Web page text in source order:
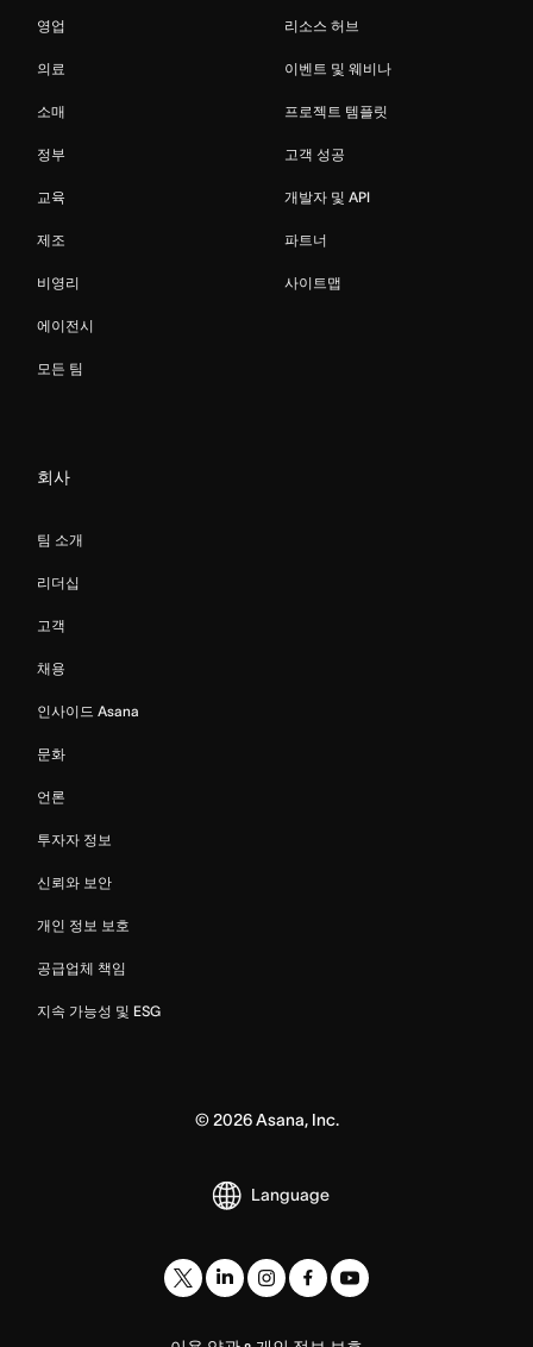
영업
의료
소매
정부
교육
제조
비영리
에이전시
모든 팀
리소스 허브
이벤트 및 웨비나
프로젝트 템플릿
고객 성공
개발자 및 API
파트너
사이트맵
회사
팀 소개
리더십
고객
채용
인사이드 Asana
문화
언론
투자자 정보
신뢰와 보안
개인 정보 보호
공급업체 책임
지속 가능성 및 ESG
© 2026Asana, Inc.
Language